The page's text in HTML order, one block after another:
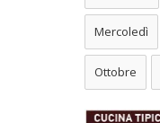
Mercoledì
Ottobre